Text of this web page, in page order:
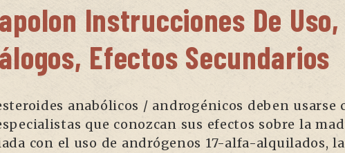
Instrucciones De
Efectos Secundarios
anabólicos / androgénicos deben
que conozcan sus efectos sobre la
con el uso de andrógenos 17-alfa-alquilados,